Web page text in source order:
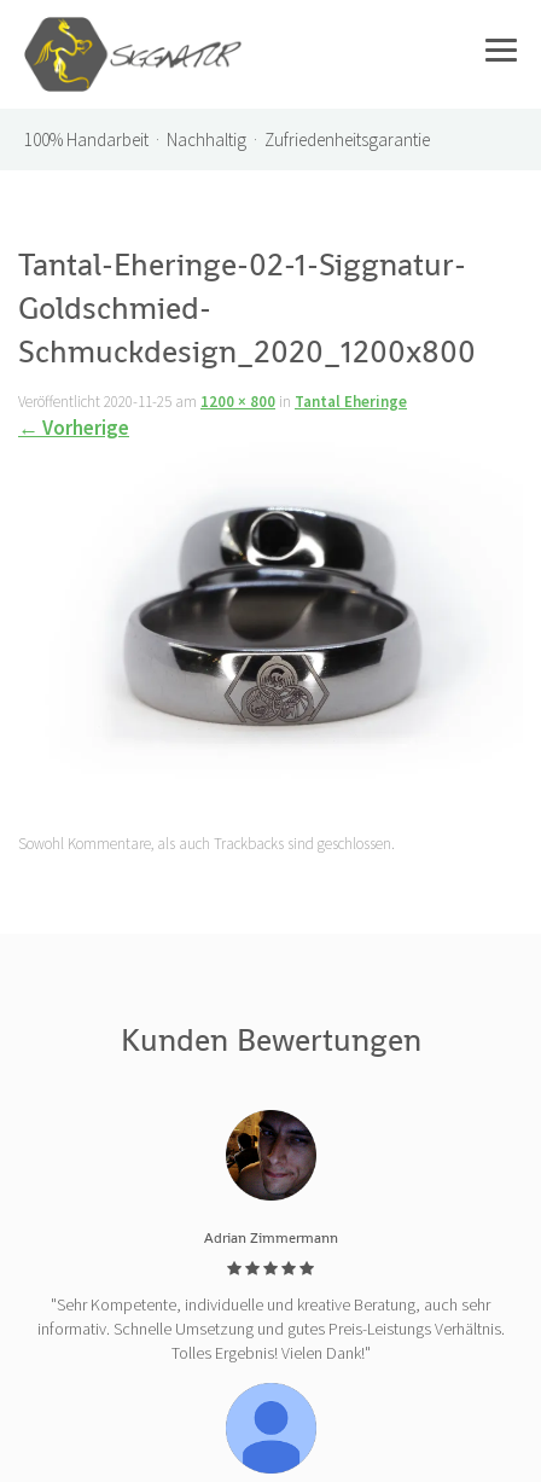
100% Handarbeit · Nachhaltig · Zufriedenheitsgarantie
Tantal-Eheringe-02-1-Siggnatur-
Goldschmied-
Schmuckdesign_2020_1200x800
Veröffentlicht2020-11-25 am 1200 × 800 in Tantal Eheringe
← Vorherige
Sowohl Kommentare, als auch Trackbacks sind geschlossen.
Kunden Bewertungen
Adrian Zimmermann
"Sehr Kompetente, individuelle und kreative Beratung, auch sehr
informativ. Schnelle Umsetzung und gutes Preis-Leistungs Verhältnis.
Tolles Ergebnis! Vielen Dank!"